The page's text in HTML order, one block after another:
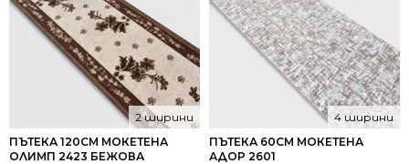
ПЪТЕКА 120СМ МОКЕТЕНА
ОЛИМП 2423 БЕЖОВА
2 ширини
ПЪТЕКА 60СМ МОКЕТЕНА
АДОР 2601
4 ширини